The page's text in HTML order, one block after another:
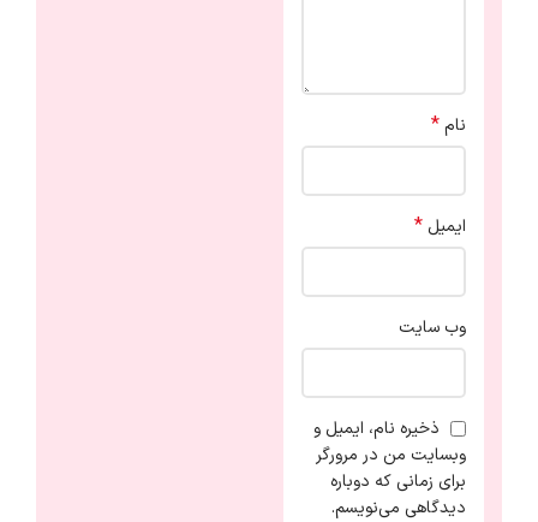
نام*
ایمیل *
وب‌ سایت
ذخیره نام، ایمیل و
وبسایت من در مرورگر
برای زمانی که دوباره
دیدگاهی می‌نویسم.